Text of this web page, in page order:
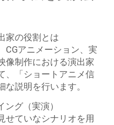
家の役割とは
CGアニメーション、実
像制作における演出家
、「ショートアニメ信
説明を行います。
ング（実演）
せていなシナリオを用